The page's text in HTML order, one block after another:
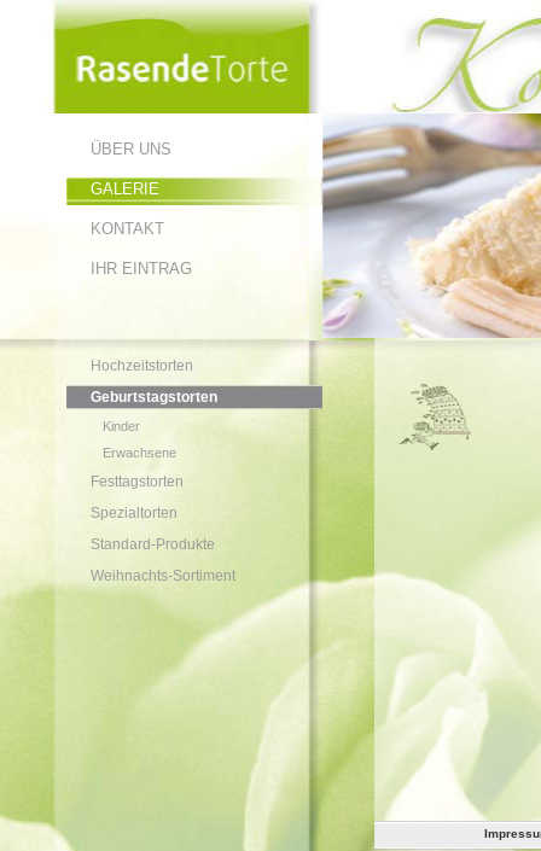
ÜBER UNS
GALERIE
KONTAKT
IHR EINTRAG
Hochzeitstorten
Geburtstagstorten
Kinder
Erwachsene
Festtagstorten
Spezialtorten
Standard-Produkte
Weihnachts-Sortiment